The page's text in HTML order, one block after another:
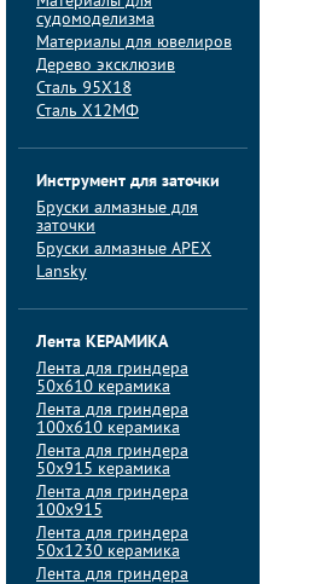
судомоделизма
Материалы для ювелиров
Дерево эксклюзив
Сталь 95Х18
Сталь Х12МФ
Инструмент для заточки
Бруски алмазные для
заточки
Бруски алмазные APEX
Lansky
Лента КЕРАМИКА
Лента для гриндера
50х610 керамика
Лента для гриндера
100х610 керамика
Лента для гриндера
50х915 керамика
Лента для гриндера
100х915
Лента для гриндера
50х1230 керамика
Лента для гриндера